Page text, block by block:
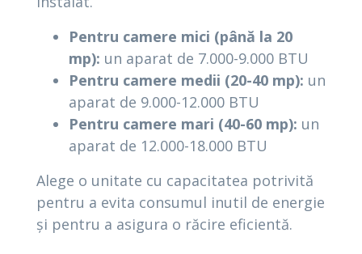
Pentru camere mici (până la 20
mp): un aparat de 7.000-9.000 BTU
Pentru camere medii (20-40 mp): un
aparat de 9.000-12.000 BTU
Pentru camere mari (40-60 mp): un
aparat de 12.000-18.000 BTU
Alege o unitate cu capacitatea potrivită
pentru a evita consumul inutil de energie
și pentru a asigura o răcire eficientă.